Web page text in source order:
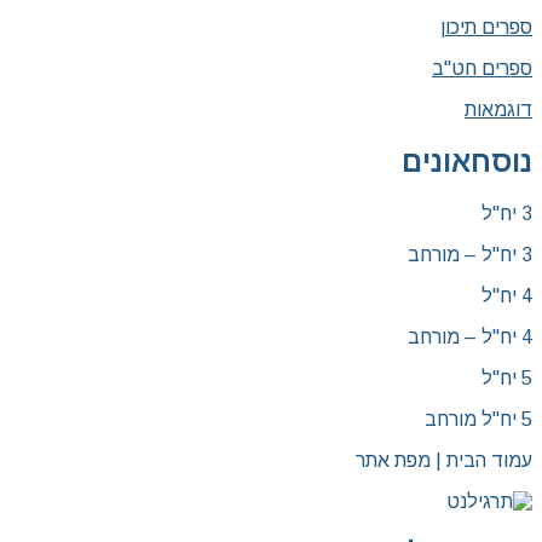
ספרים תיכון
ספרים חט"ב
דוגמאות
נוסחאונים
3 יח"ל
3 יח"ל – מורחב
4 יח"ל
4 יח"ל – מורחב
5 יח"ל
5 יח"ל מורחב
עמוד הבית | מפת אתר